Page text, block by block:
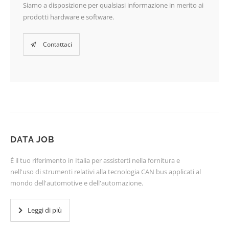
Siamo a disposizione per qualsiasi informazione in merito ai
prodotti hardware e software.
Contattaci
DATA JOB
È il tuo riferimento in Italia per assisterti nella fornitura e
nell'uso di strumenti relativi alla tecnologia CAN bus applicati al
mondo dell'automotive e dell'automazione.
Leggi di più